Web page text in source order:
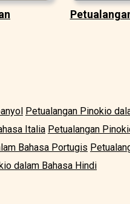
Petualangan Pinokio
Italia Petualangan
Bahasa Portugis
dalam Bahasa Hindi